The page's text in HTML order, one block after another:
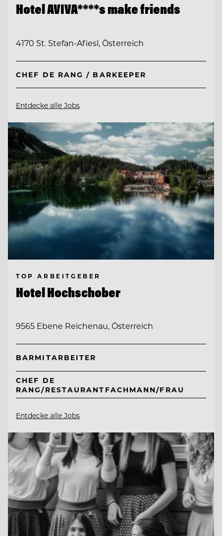
Hotel AVIVA****s make friends
4170 St. Stefan-Afiesl, Österreich
CHEF DE RANG / BARKEEPER
Entdecke alle Jobs
TOP ARBEITGEBER
Hotel Hochschober
9565 Ebene Reichenau, Österreich
BARMITARBEITER
CHEF DE
RANG/RESTAURANTFACHMANN/FRAU
Entdecke alle Jobs